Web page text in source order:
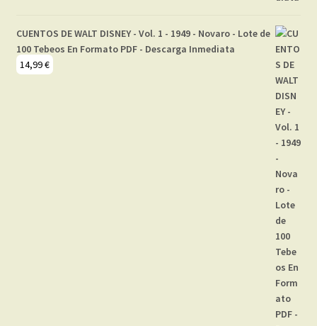
CUENTOS DE WALT DISNEY - Vol. 1 - 1949 - Novaro - Lote de
100 Tebeos En Formato PDF - Descarga Inmediata
14,99€